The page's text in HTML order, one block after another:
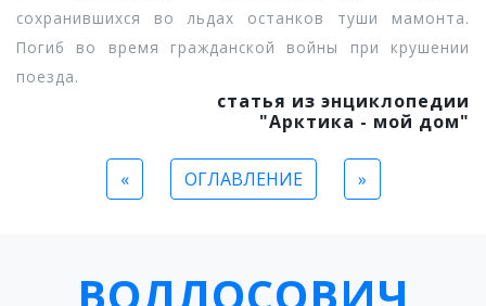
сохранившихся во льдах останков туши мамонта.
Погиб во время гражданской войны при крушении
поезда.
статья из энциклопедии
"Арктика - мой дом"
« ОГЛАВЛЕНИЕ »